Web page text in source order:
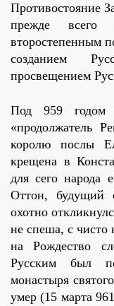
Противостояние
прежде всего
второстепенным
созданием
просвещением
Под 959 годом
«продолжатель
королю послы
крещена в
для сего народа
Оттон, будущий
охотно
не спеша, с чисто
на Рождество
Русским был
монастыря
умер (15 марта